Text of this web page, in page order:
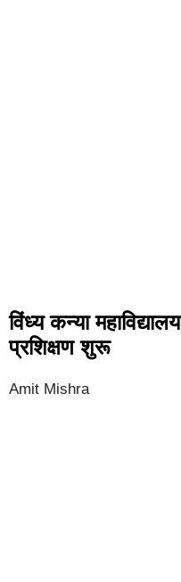
विंध्य कन्या
प्रशिक्षण शुरू
Amit Mishra